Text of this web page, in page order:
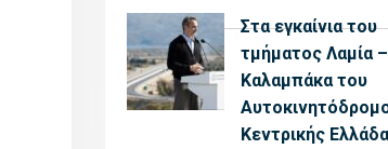
Στα εγκαίνια του
τμήματος Λαμία –
Καλαμπάκα του
Κεντρικής